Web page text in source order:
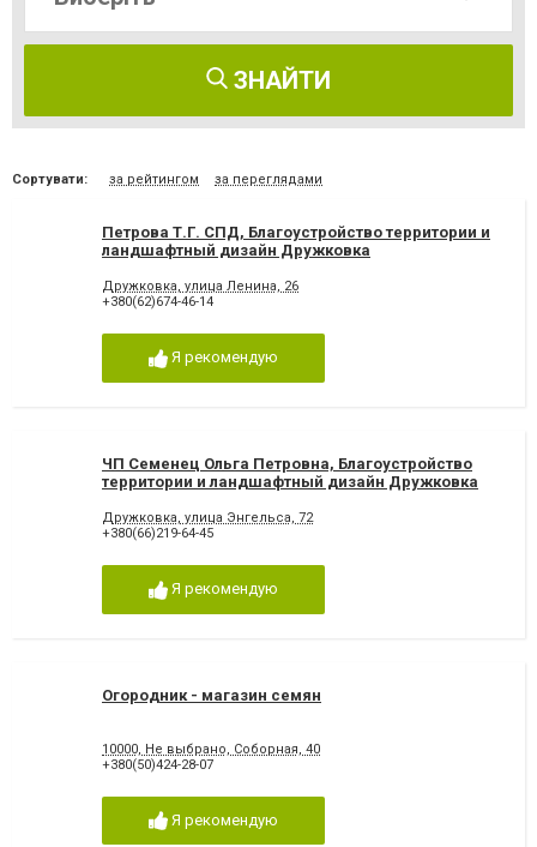
ЗНАЙТИ
Сортувати: за рейтингом за переглядами
Петрова Т.Г. СПД, Благоустройство территории и
ландшафтный дизайн Дружковка
Дружковка, улица Ленина, 26
+380(62)674-46-14
Я рекомендую
ЧП Семенец Ольга Петровна, Благоустройство
территории и ландшафтный дизайн Дружковка
Дружковка, улица Энгельса, 72
+380(66)219-64-45
Я рекомендую
Огородник - магазин семян
10000, Не выбрано, Соборная, 40
+380(50)424-28-07
Я рекомендую